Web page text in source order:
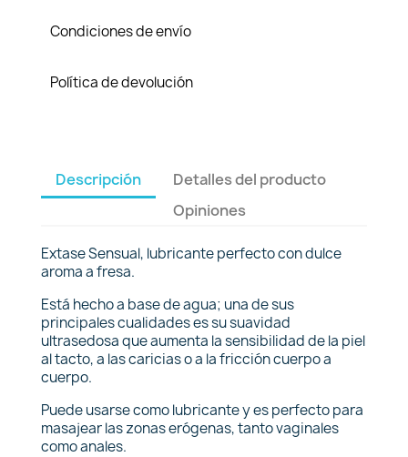
Condiciones de envío
Política de devolución
Descripción
Detalles del producto
Opiniones
Extase Sensual, lubricante perfecto con dulce
aroma a fresa.
Está hecho a base de agua; una de sus
principales cualidades es su suavidad
ultrasedosa que aumenta la sensibilidad de la piel
al tacto, a las caricias o a la fricción cuerpo a
cuerpo.
Puede usarse como lubricante y es perfecto para
masajear las zonas erógenas, tanto vaginales
como anales.